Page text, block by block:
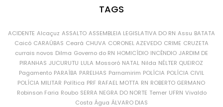
TAGS
ACIDENTE Alcaçuz ASSALTO ASSEMBLEIA LEGISLATIVA DO RN Assu BATATA
Caicó CARAÚBAS Ceará CHUVA CORONEL AZEVEDO CRIME CRUZETA
currais novos Dilma Governo do RN HOMICÍDIO INCÊNDIO JARDIM DE
PIRANHAS JUCURUTU LULA Mossoró NATAL Nilda NÉLTER QUEIROZ
Pagamento PARAÍBA PARELHAS Parnamirim POLÍCIA POLÍCIA CIVIL
POLÍCIA MILITAR Política PRF RAFAEL MOTTA RN ROBERTO GERMANO
Robinson Faria Roubo SERRA NEGRA DO NORTE Temer UFRN Vivaldo
Costa Água ÁLVARO DIAS